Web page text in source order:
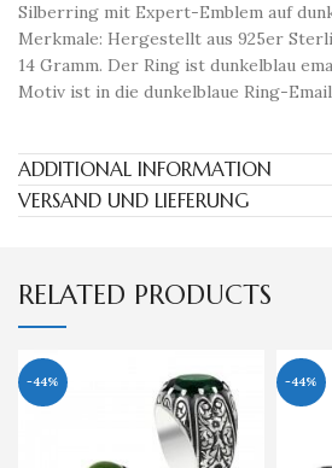
Silberring mit Expert-Emblem auf
Merkmale: Hergestellt aus 925er
14 Gramm. Der Ring ist dunkelblau
Motiv ist in die dunkelblaue Ring-
ADDITIONAL INFORMATION
VERSAND UND LIEFERUNG
RELATED PRODUCTS
-44% -44%